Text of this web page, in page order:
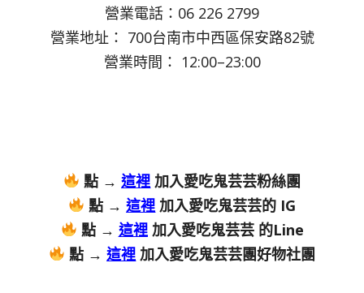
營業電話：06 226 2799
營業地址： 700台南市中西區保安路82號
營業時間： 12:00–23:00
點 → 這裡 加入愛吃鬼芸芸粉絲團
點 →這裡 加入愛吃鬼芸芸的 IG
點 → 這裡加入愛吃鬼芸芸 的Line
點 → 這裡 加入愛吃鬼芸芸團好物社團